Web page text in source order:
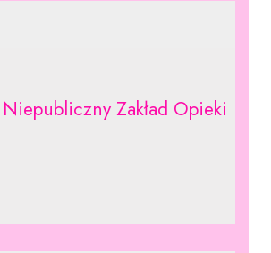
Zakład Opieki